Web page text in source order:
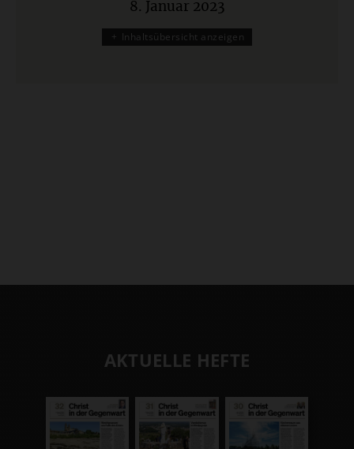
:
8. Januar 2023
Inhaltsübersicht anzeigen
AKTUELLE HEFTE